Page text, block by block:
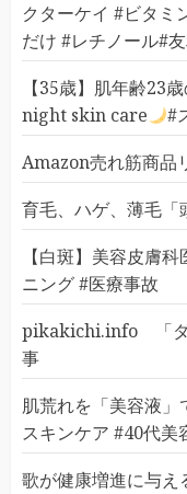
クターケイ #ビタミ
だけ #レチノール#
【35歳】肌年齢23
night skin care
#
Amazon売れ筋商品
育毛、ハゲ、薄毛「
【白斑】美容皮膚
ニング #医療事故
pikakichi.info 「ダ
事
肌荒れを「美容液」
スキンケア #40代美
歌が健康増進に与え